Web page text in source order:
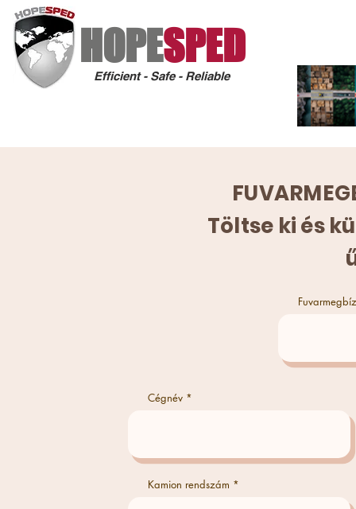
HOPESPED
Efficient - Safe - Reliable
Töltse ki és
Cégnév
Kamion rendszám